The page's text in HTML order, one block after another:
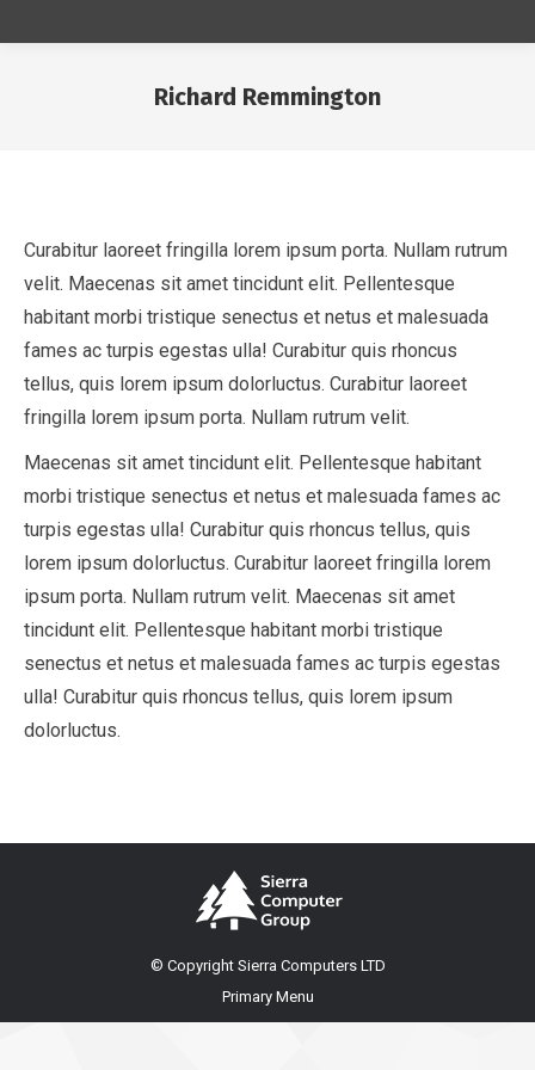
Richard Remmington
Curabitur laoreet fringilla lorem ipsum porta. Nullam rutrum
velit. Maecenas sit amet tincidunt elit. Pellentesque
habitant morbi tristique senectus et netus et malesuada
fames ac turpis egestas ulla! Curabitur quis rhoncus
tellus, quis lorem ipsum dolorluctus. Curabitur laoreet
fringilla lorem ipsum porta. Nullam rutrum velit.
Maecenas sit amet tincidunt elit. Pellentesque habitant
morbi tristique senectus et netus et malesuada fames ac
turpis egestas ulla! Curabitur quis rhoncus tellus, quis
lorem ipsum dolorluctus. Curabitur laoreet fringilla lorem
ipsum porta. Nullam rutrum velit. Maecenas sit amet
tincidunt elit. Pellentesque habitant morbi tristique
senectus et netus et malesuada fames ac turpis egestas
ulla! Curabitur quis rhoncus tellus, quis lorem ipsum
dolorluctus.
© Copyright Sierra Computers LTD
Primary Menu